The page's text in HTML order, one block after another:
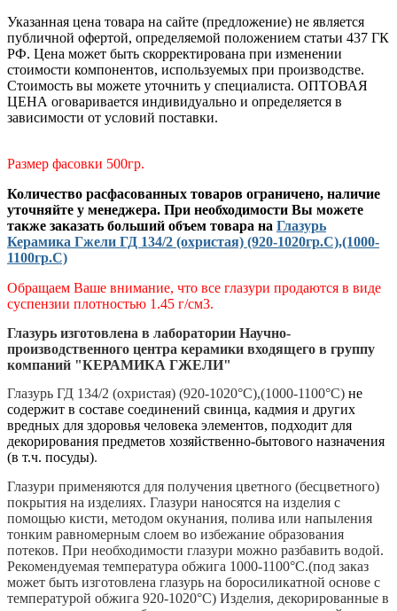
Указанная цена товара на сайте (предложение) не является
публичной офертой, определяемой положением статьи 437 ГК
РФ. Цена может быть скорректирована при изменении
стоимости компонентов, используемых при производстве.
Стоимость вы можете уточнить у специалиста. ОПТОВАЯ
ЦЕНА оговаривается индивидуально и определяется в
зависимости от условий поставки.
Размер фасовки 500гр.
Количество расфасованных товаров ограничено, наличие
уточняйте у менеджера. При необходимости Вы можете
также заказать больший объем товара на Глазурь
Керамика Гжели ГД 134/2 (охристая) (920-1020гр.С),(1000-
1100гр.С)
Обращаем Ваше внимание, что все глазури продаются в виде
суспензии плотностью 1.45 г/см3.
Глазурь изготовлена в лаборатории Научно-
производственного центра керамики входящего в группу
компаний "КЕРАМИКА ГЖЕЛИ"
Глазурь ГД 134/2 (охристая) (920-1020°С),(1000-1100°С) не
содержит в составе соединений свинца, кадмия и других
вредных для здоровья человека элементов, подходит для
декорирования предметов хозяйственно-бытового назначения
(в т.ч. посуды).
Глазури применяются для получения цветного (бесцветного)
покрытия на изделиях. Глазури наносятся на изделия с
помощью кисти, методом окунания, полива или напыления
тонким равномерным слоем во избежание образования
потеков. При необходимости глазури можно разбавить водой.
Рекомендуемая температура обжига 1000-1100°С.(под заказ
может быть изготовлена глазурь на боросиликатной основе с
температурой обжига 920-1020°С) Изделия, декорированные в